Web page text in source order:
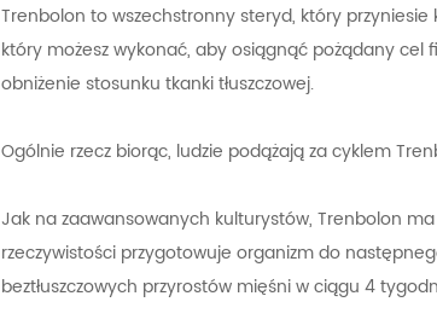
Trenbolon to wszechstronny steryd, który przyniesie
który możesz wykonać, aby osiągnąć pożądany cel
obniżenie stosunku tkanki tłuszczowej.
Ogólnie rzecz biorąc, ludzie podążają za cyklem
Jak na zaawansowanych kulturystów, Trenbolon
rzeczywistości przygotowuje organizm do
beztłuszczowych przyrostów mięśni w ciągu 4